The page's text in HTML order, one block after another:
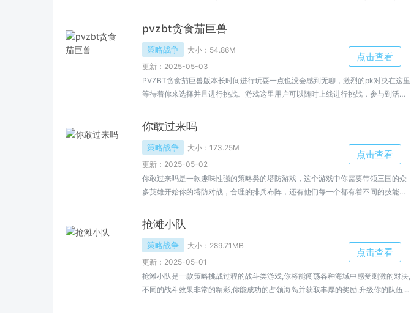
pvzbt贪食茄巨兽
策略战争 大小： 54.86M
更新：2025-05-03
点击查看
PVZBT贪食茄巨兽版本长时间进行玩耍一点也没会感到无聊，激烈的pk对决在这里
等待着你来选择并且进行挑战。游戏这里用户可以随时上线进行挑战，参与到活动
感到无聊哦。
你敢过来吗
策略战争 大小： 173.25M
更新：2025-05-02
点击查看
你敢过来吗是一款趣味性强的策略类的塔防游戏，这个游戏中你需要带领三国的众
多英雄开始你的塔防对战，合理的排兵布阵，还有他们每一个都有着不同的技能，
味性。
抢滩小队
策略战争 大小： 289.71MB
更新：2025-05-01
点击查看
抢滩小队是一款策略挑战过程的战斗类游戏,你将能闯荡各种海域中感受刺激的对决,
不同的战斗效果非常的精彩,你能成功的占领海岛并获取丰厚的奖励,升级你的队伍让